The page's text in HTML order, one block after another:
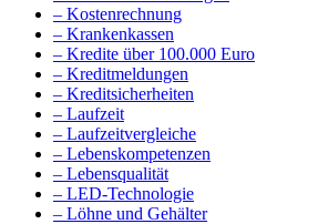
– Kostenrechnung
– Krankenkassen
– Kredite über 100.000 Euro
– Kreditmeldungen
– Kreditsicherheiten
– Laufzeit
– Laufzeitvergleiche
– Lebenskompetenzen
– Lebensqualität
– LED-Technologie
– Löhne und Gehälter